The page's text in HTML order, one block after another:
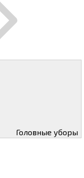
Головные уборы